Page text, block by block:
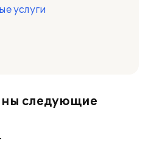
услуги
следующие